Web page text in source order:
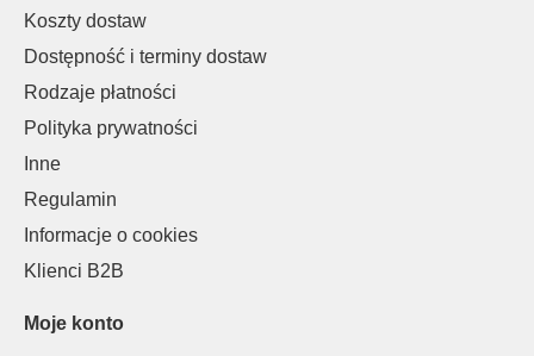
Koszty dostaw
Dostępność i terminy dostaw
Rodzaje płatności
Polityka prywatności
Inne
Regulamin
Informacje o cookies
Klienci B2B
Moje konto